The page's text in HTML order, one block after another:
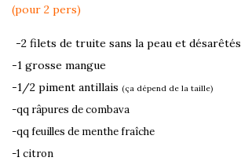
(pour 2 pers)
-2 filets de truite sans la peau et désarêtés
-1 grosse mangue
-1/2 piment antillais (ça dépend de la taille)
-qq râpures de combava
-qq feuilles de menthe fraîche
-1 citron